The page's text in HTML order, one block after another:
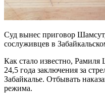
Суд вынес приговор
сослуживцев в
Как стало известно,
24,5 года заключения за
Забайкалье. Отбывать
режима.